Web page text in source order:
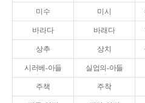
미수 미시
바라다 바래다
상추 상치
시러베-아들 실업의-아들
주책 주착